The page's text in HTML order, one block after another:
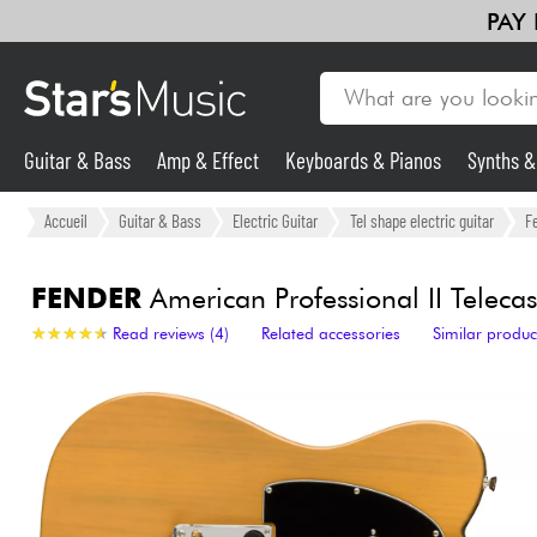
Guitar & Bass
Synths & Samplers
Mic & Wireless
Lighting
Guitar & Bass Amp & Effect Keyboards & Pianos Synths
Accueil Guitar & Bass Electric Guitar Tel shape electric guitar
FENDERAmerican Professional II
★★★★★
★★★★★ Read reviews (4) Related accessories Similar